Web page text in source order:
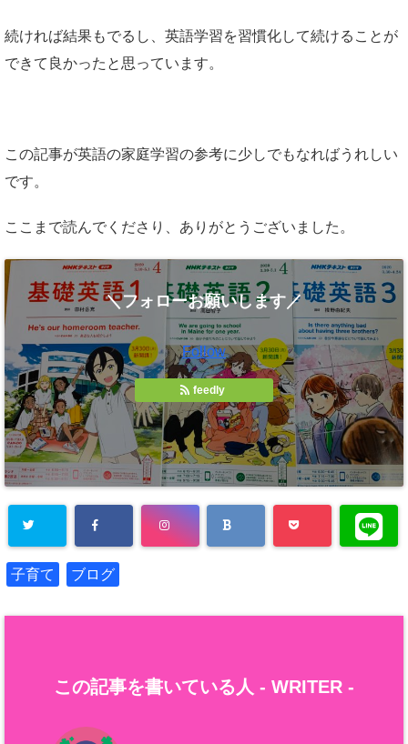
続ければ結果もでるし、英語学習を習慣化して続けることが
できて良かったと思っています。
この記事が英語の家庭学習の参考に少しでもなればうれしい
です。
ここまで読んでくださり、ありがとうございました。
＼フォローお願いします／
Follow
feedly
子育て ブログ
この記事を書いている人 - WRITER -